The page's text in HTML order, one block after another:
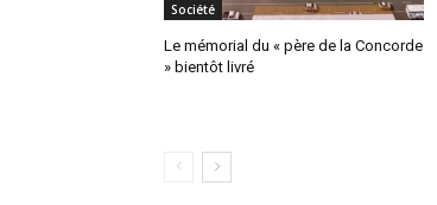
Société
Le mémorial du « père de la Concorde
» bientôt livré